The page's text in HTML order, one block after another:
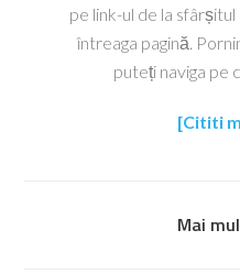
pe link-ul de la
întreaga pagină.
puteți naviga pe
[Cititi
Mai